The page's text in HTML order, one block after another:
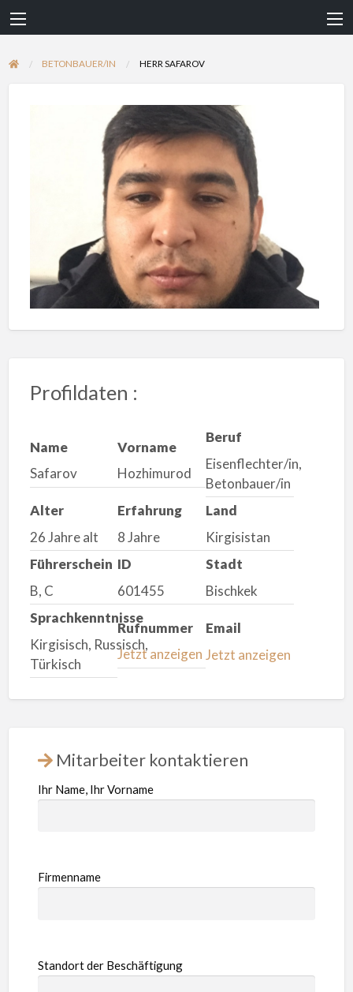
BETONBAUER/IN HERR SAFAROV
Profildaten :
Name
Safarov
Vorname
Hozhimurod
Beruf
Eisenflechter/in,
Betonbauer/in
Alter
26 Jahre alt
Erfahrung
8 Jahre
Land
Kirgisistan
Führerschein
B, C
ID
601455
Stadt
Bischkek
Sprachkenntnisse
Kirgisisch, Russisch,
Türkisch
Rufnummer
Jetzt anzeigen
Email
Jetzt anzeigen
Mitarbeiter kontaktieren
Ihr Name, Ihr Vorname
Firmenname
Standort der Beschäftigung